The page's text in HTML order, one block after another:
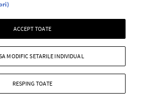
suma de bani
fiica ei, Sofia, lunar:
ACCEPT TOATE
RESPING TOATE
MODIFIC SETARILE INDIVIDUAL